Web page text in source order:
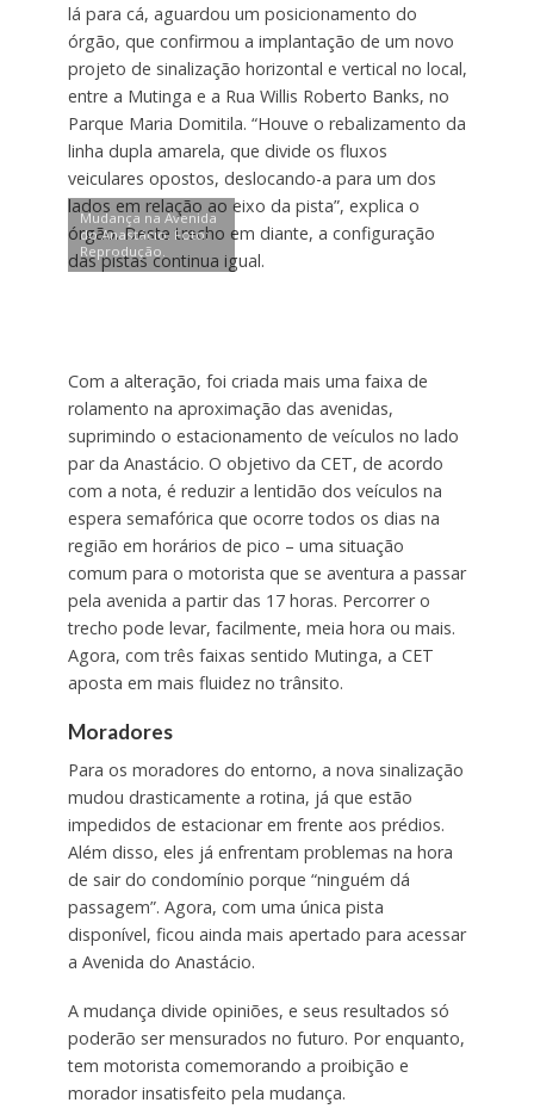
lá para cá, aguardou um posicionamento do
órgão, que confirmou a implantação de um novo
projeto de sinalização horizontal e vertical no local,
entre a Mutinga e a Rua Willis Roberto Banks, no
Parque Maria Domitila. “Houve o rebalizamento da
linha dupla amarela, que divide os fluxos
veiculares opostos, deslocando-a para um dos
lados em relação ao eixo da pista”, explica o
órgão. Deste trecho em diante, a configuração
das pistas continua igual.
Mudança na Avenida
do Anastácio. Foto:
Reprodução.
Com a alteração, foi criada mais uma faixa de
rolamento na aproximação das avenidas,
suprimindo o estacionamento de veículos no lado
par da Anastácio. O objetivo da CET, de acordo
com a nota, é reduzir a lentidão dos veículos na
espera semafórica que ocorre todos os dias na
região em horários de pico – uma situação
comum para o motorista que se aventura a passar
pela avenida a partir das 17 horas. Percorrer o
trecho pode levar, facilmente, meia hora ou mais.
Agora, com três faixas sentido Mutinga, a CET
aposta em mais fluidez no trânsito.
Moradores
Para os moradores do entorno, a nova sinalização
mudou drasticamente a rotina, já que estão
impedidos de estacionar em frente aos prédios.
Além disso, eles já enfrentam problemas na hora
de sair do condomínio porque “ninguém dá
passagem”. Agora, com uma única pista
disponível, ficou ainda mais apertado para acessar
a Avenida do Anastácio.
A mudança divide opiniões, e seus resultados só
poderão ser mensurados no futuro. Por enquanto,
tem motorista comemorando a proibição e
morador insatisfeito pela mudança.